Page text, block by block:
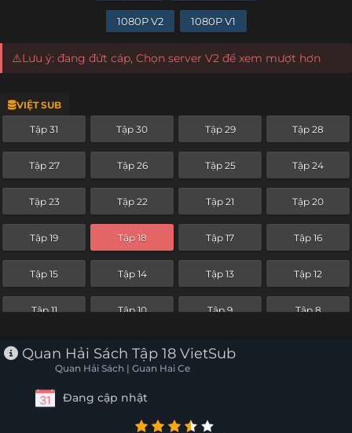
1080P V2 1080P V1
⚠️Lưu ý: đang đứt cáp, Chọn server V2 để xem mượt hơn
VIỆT SUB
Tập 31 Tập 30 Tập 29 Tập 28
Tập 27 Tập 26 Tập 25 Tập 24
Tập 23 Tập 22 Tập 21 Tập 20
Tập 19 Tập 18 Tập 17 Tập 16
Tập 15 Tập 14 Tập 13 Tập 12
Tập 11 Tập 10 Tập 9 Tập 8
Tập 6 Tập 5
Quan Hải Sách Tập 18 VietSub
Quan Hải Sách | Guan Hai Ce
Đang cập nhật